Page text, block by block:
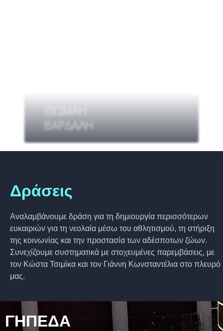
ΘΩΜΑΗ
ΒΑΡΔΑΛΗ
Δράσεις
Αναλαμβάνουμε δράση για τη δημιουργία περισσότερων
ευκαιριών για τη νεολαία μέσω του αθλητισμού, τη στήριξη
της κοινωνίας και την προστασία των αδέσποτων ζώων.
Συνεχίζουμε συστηματικά με στοχευμένες παρεμβάσεις, με
τον Κώστα Τσιμίκα και τον Γιάννη Κωνσταντέλια στο πλευρό
μας.
ΓΗΠΕΔΑ